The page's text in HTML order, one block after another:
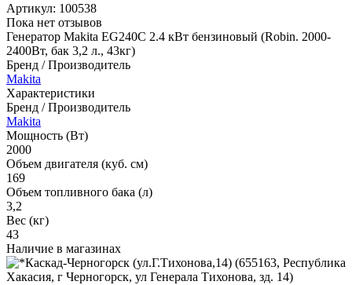
Артикул: 100538
Пока нет отзывов
Генератор Makita EG240С 2.4 кВт бензиновый (Robin. 2000-
2400Вт, бак 3,2 л., 43кг)
Бренд / Производитель
Makita
Характеристики
Бренд / Производитель
Makita
Мощность (Вт)
2000
Объем двигателя (куб. см)
169
Объем топливного бака (л)
3,2
Вес (кг)
43
Наличие в магазинах